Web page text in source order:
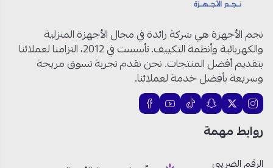
نجم الأجهزة هي شركة رائدة في مجال الأجهزة المنزلية
والكهربائية وأنظمة التكييف. تأسست في 2012، التزامنا لعملائنا
بتقديم أفضل المنتجات. نحن نقدم تجربة تسوق مريحة
وسريعة بأفضل خدمة لعملائنا.
روابط مهمة
الرقم الضريبي